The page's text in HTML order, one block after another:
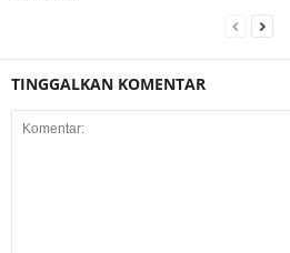
TINGGALKAN KOMENTAR